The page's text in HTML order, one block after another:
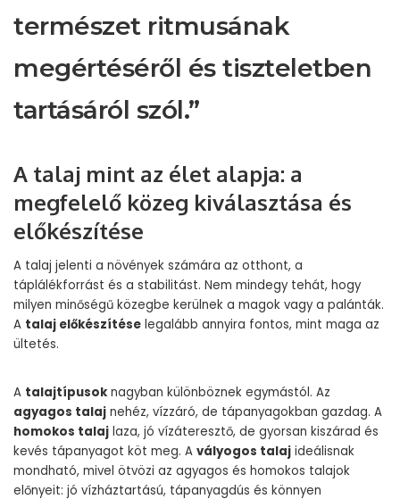
természet ritmusának
megértéséről és tiszteletben
tartásáról szól.”
A talaj mint az élet alapja: a
megfelelő közeg kiválasztása és
előkészítése
A talaj jelenti a növények számára az otthont, a
táplálékforrást és a stabilitást. Nem mindegy tehát, hogy
milyen minőségű közegbe kerülnek a magok vagy a palánták.
A talaj előkészítése legalább annyira fontos, mint maga az
ültetés.
A talajtípusok nagyban különböznek egymástól. Az
agyagos talaj nehéz, vízzáró, de tápanyagokban gazdag. A
homokos talaj laza, jó vízáteresztő, de gyorsan kiszárad és
kevés tápanyagot köt meg. A vályogos talaj ideálisnak
mondható, mivel ötvözi az agyagos és homokos talajok
előnyeit: jó vízháztartású, tápanyagdús és könnyen